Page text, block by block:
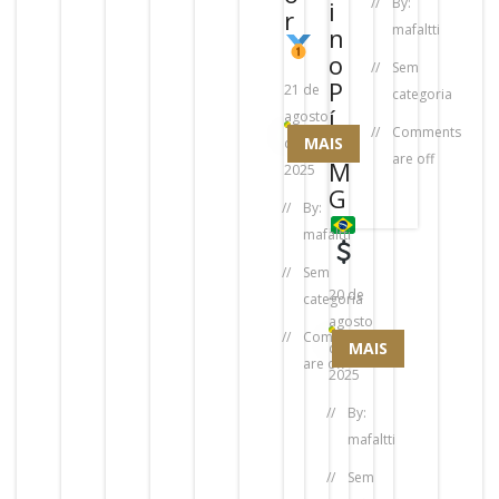
r
21 de
agosto
de
2025
By:
mafaltti
Sem
categoria
Comments
are off
MAIS
i
n
o
P
í
x
M
G
20 de
agosto
de
2025
By:
mafaltti
Sem
MAIS
mafaltti
Sem
categoria
Comments
are off